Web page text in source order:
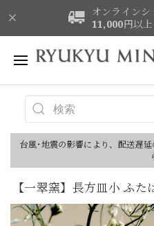
オンライン
11,000円以
台風･地震の影響により、配送遅
【一翠窯】長方皿小 ふ